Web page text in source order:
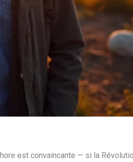
est convaincante — si la